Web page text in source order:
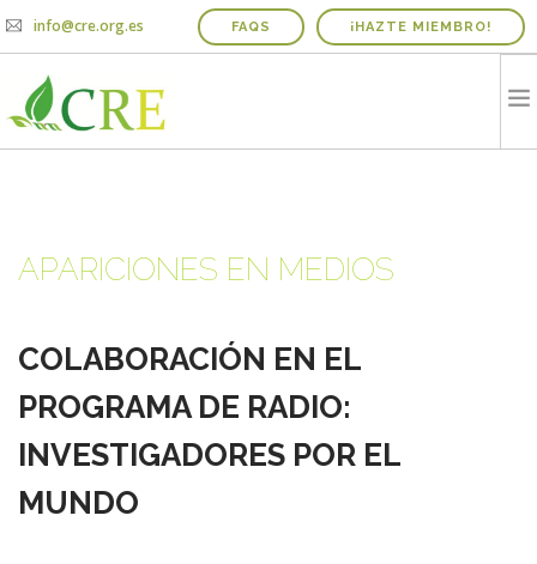
info@cre.org.es ¡HAZTE MIEMBRO!
FAQS
NOTICIAS Y AGENDA
COLABORADORES
APARICIONES EN MEDIOS
COLABORACIÓN EN EL
PROGRAMA DE RADIO:
INVESTIGADORES POR EL
MUNDO